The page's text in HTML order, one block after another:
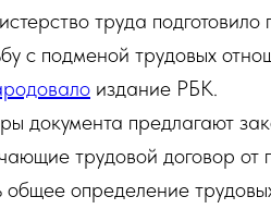
труда
с подменой трудовых
издание РБК.
документа предлагают
трудовой договор
общее определение